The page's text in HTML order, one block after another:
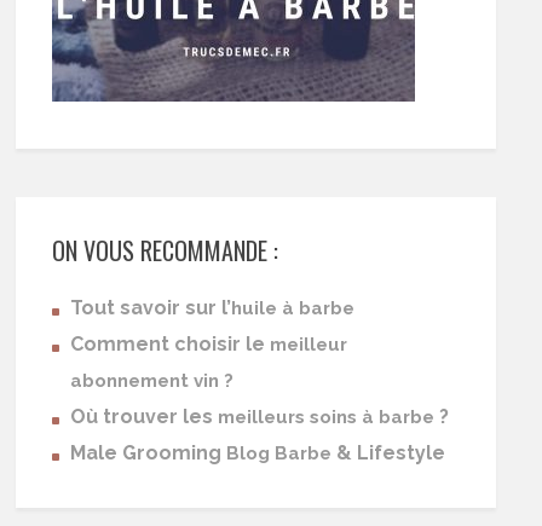
ON VOUS RECOMMANDE :
Tout savoir sur l’huile à barbe
Comment choisir le meilleur
abonnement vin ?
Où trouver les meilleurs soins à barbe ?
Male Grooming Blog Barbe & Lifestyle